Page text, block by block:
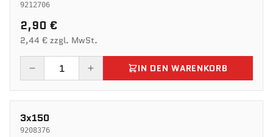
9212706
2,90 €
2,44 € zzgl. MwSt.
IN DEN WARENKORB
3x150
9208376